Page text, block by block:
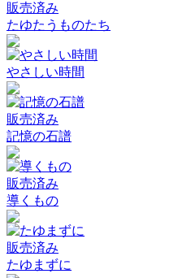
販売済み
たゆたうものたち
やさしい時間
販売済み
記憶の石譜
販売済み
導くもの
販売済み
たゆまずに